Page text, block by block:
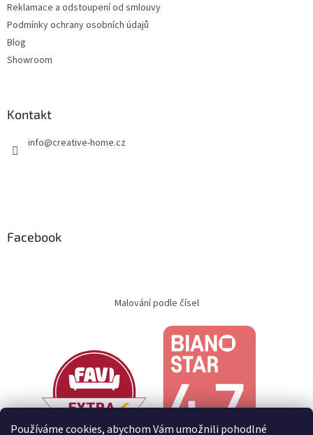
Používáme cookies, abychom Vám umožnili pohodlné
Reklamace a odstoupení od smlouvy
Podmínky ochrany osobních údajů
Blog
Showroom
Kontakt
info@creative-home.cz
Facebook
Malování podle čísel